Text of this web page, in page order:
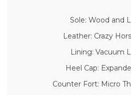
Sole: Wood and
Leather: Crazy
Lining: Vacuum
Heel Cap:
Counter Fort: Micro